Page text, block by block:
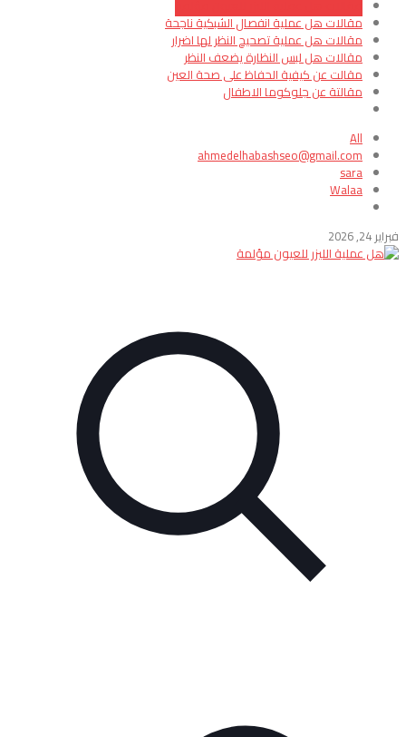
مقالات هل عملية انفصال الشبكية ناجحة
مقالات هل عملية تصحيح النظر لها اضرار
مقالات هل لبس النظارة يضعف النظر
مقالت عن كيفية الحفاظ على صحة العين
مقالتة عن جلوكوما الاطفال
All
ahmedelhabashseo@gmail.com
sara
Walaa
فبراير 24, 2026